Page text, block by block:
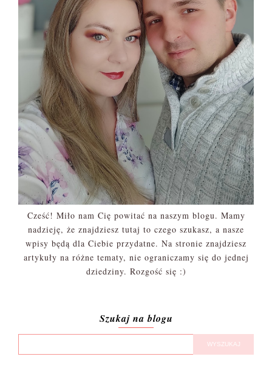
Cześć! Miło nam Cię powitać na naszym blogu. Mamy
nadzieję, że znajdziesz tutaj to czego szukasz, a nasze
wpisy będą dla Ciebie przydatne. Na stronie znajdziesz
artykuły na różne tematy, nie ograniczamy się do jednej
dziedziny. Rozgość się :)
Szukaj na blogu